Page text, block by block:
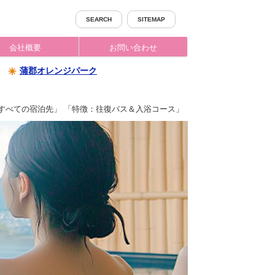
SEARCH SITEMAP
会社概要 お問い合わせ
蒲郡オレンジパーク
ての宿泊先」 「特徴：往復バス＆入浴コース」 「並び替え：人気順」